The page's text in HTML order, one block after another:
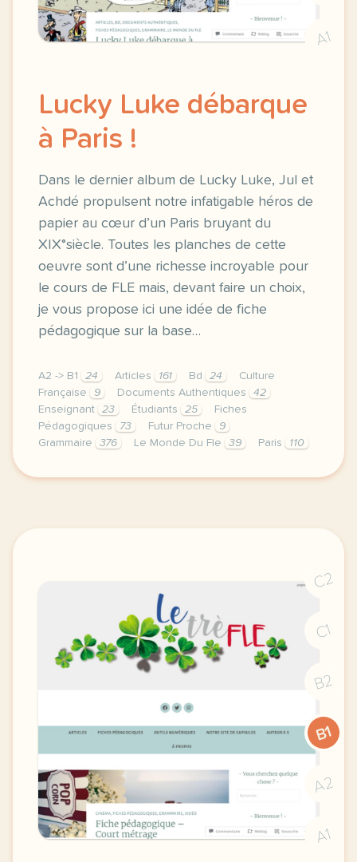
A1
Lucky Luke débarque
à Paris !
Dans le dernier album de Lucky Luke, Jul et
Achdé propulsent notre infatigable héros de
papier au cœur d’un Paris bruyant du
XIX°siècle. Toutes les planches de cette
oeuvre sont d’une richesse incroyable pour
le cours de FLE mais, devant faire un choix,
je vous propose ici une idée de fiche
pédagogique sur la base…
A2 -> B1 24 Articles 161 Bd 24
Culture
Française
9 Documents Authentiques
42
Enseignant
23 Étudiants 25
Fiches
Pédagogiques
73 Futur Proche
9
Grammaire
376 Le Monde Du Fle 39 Paris 110
dans le dernier album de lucky luke jul et achde
C2
C1
B2
B1
A2
A1